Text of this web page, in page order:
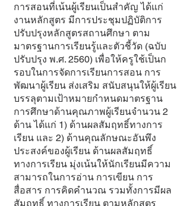
การสอนที่เน้นผู้เรียนเป็นสำคัญ ได้แก่
งานหลักสูตร มีการประชุมปฏิบัติการ
ปรับปรุงหลักสูตรสถานศึกษา ตาม
มาตรฐานการเรียนรู้และตัวชี้วัด (ฉบับ
ปรับปรุง พ.ศ. 2560) เพื่อให้ครูใช้เป็นก
รอบในการจัดการเรียนการสอน การ
พัฒนาผู้เรียน ส่งเสริม สนับสนุนให้ผู้เรียน
บรรลุตามเป้าหมายกำหนดมาตรฐาน
การศึกษาด้านคุณภาพผู้เรียนจำนวน 2
ด้าน ได้แก่ 1) ด้านผลสัมฤทธิ์ทางการ
เรียน และ 2) ด้านคุณลักษณะอันพึง
ประสงค์ของผู้เรียน ด้านผลสัมฤทธิ์
ทางการเรียน มุ่งเน้นให้นักเรียนมีความ
สามารถในการอ่าน การเขียน การ
สื่อสาร การคิดคำนวณ รวมทั้งการมีผล
สัมฤทธิ์ ทางการเรียน ตามหลักสูตร